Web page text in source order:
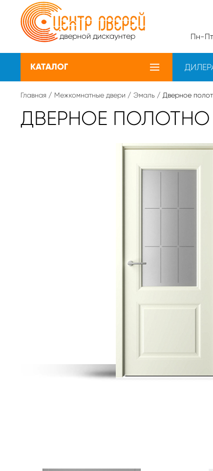
дверной дискаунтер
Пн-
КАТАЛОГ
Главная / Межкомнатные двери / Эмаль / Дверное
ДВЕРНОЕ ПОЛОТНО